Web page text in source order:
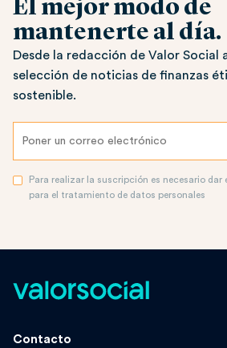
El mejor modo de
mantenerte al día.
Desde la redacción de Valor Social
selección de noticias de finanzas
sostenible.
Para realizar la suscripción es necesario
para el tratamiento de datos personales
Contacto